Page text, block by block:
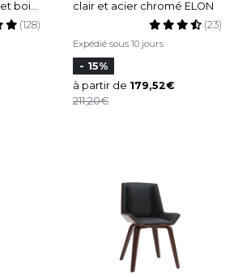
bois
(128)
clair et acier chromé ELON
Expédié sous 10 jours
(23)
- 15%
à partir de 179,52
211,20